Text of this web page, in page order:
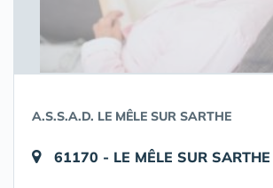
A.S.S.A.D. LE MÊLE SUR SARTHE
61170 - LE MÊLE SUR SARTHE